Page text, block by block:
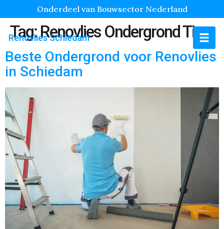
Onderdeel van Bouwsector Nederland
Renovlies Schiedam
Tag:Renovlies Ondergrond Tips
Beste Ondergrond voor Renovlies
in Schiedam